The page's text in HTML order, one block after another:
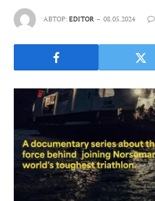
АВТОР:EDITOR 08.05.2024